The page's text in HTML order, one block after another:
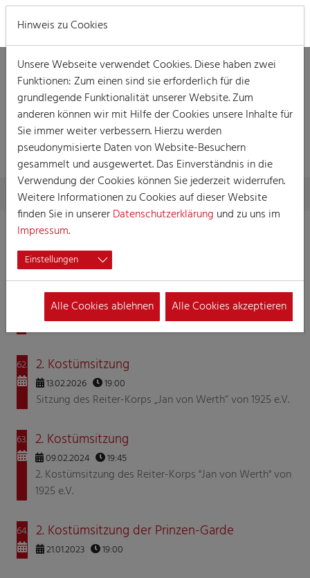
SUCHERGEBNISSE
Skip to main content
You are here:
Home Suchergebnisse
61. 2. Kostümsitzung
17.02.2023 19:45
2. Kostümsitzung vom Reiter-Korps „Jan von Werth“ von
1925 e.V.
62. 2. Kostümsitzung
13.02.2026 19:00
Sitzung des Reiter-Korps „Jan von Werth“ von 1925 e.V.
63. 2. Kostümsitzung
09.02.2024 19:45
2. Kostümsitzung des Reiter-Korps "Jan von Werth" von
1925 e.V.
64. 2. Kostümsitzung der Prinzen-Garde
21.01.2023 19:00
Hinweis zu Cookies
Unsere Webseite verwendet Cookies. Diese haben zwei
Funktionen: Zum einen sind sie erforderlich für die
grundlegende Funktionalität unserer Website. Zum
anderen können wir mit Hilfe der Cookies unsere Inhalte für
Sie immer weiter verbessern. Hierzu werden
pseudonymisierte Daten von Website-Besuchern
gesammelt und ausgewertet. Das Einverständnis in die
Verwendung der Cookies können Sie jederzeit widerrufen.
Weitere Informationen zu Cookies auf dieser Website
finden Sie in unsererDatenschutzerklärung und zu uns im
Impressum.
Einstellungen
Alle Cookies ablehnen Alle Cookies akzeptieren